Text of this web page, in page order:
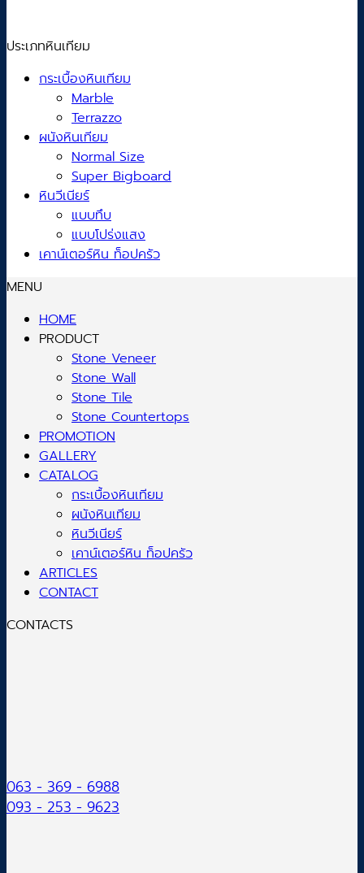
ประเภทหินเทียม
กระเบื้องหินเทียม
Marble
Terrazzo
ผนังหินเทียม
Normal Size
Super Bigboard
หินวีเนียร์
แบบทึบ
แบบโปร่งแสง
เคาน์เตอร์หิน ท็อปครัว
MENU
HOME
PRODUCT
Stone Veneer
Stone Wall
Stone Tile
Stone Countertops
PROMOTION
GALLERY
CATALOG
กระเบื้องหินเทียม
ผนังหินเทียม
หินวีเนียร์
เคาน์เตอร์หิน ท็อปครัว
ARTICLES
CONTACT
CONTACTS
063 - 369 - 6988
093 - 253 - 9623